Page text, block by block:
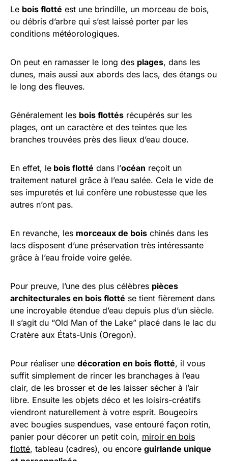
Le bois flotté est une brindille, un morceau de bois,
ou débris d’arbre qui s’est laissé porter par les
conditions météorologiques.
On peut en ramasser le long des plages, dans les
dunes, mais aussi aux abords des lacs, des étangs ou
le long des fleuves.
Généralement les bois flottés récupérés sur les
plages, ont un caractère et des teintes que les
branches trouvées près des lieux d’eau douce.
En effet, le bois flotté dans l’océan reçoit un
traitement naturel grâce à l’eau salée. Cela le vide de
ses impuretés et lui confère une robustesse que les
autres n’ont pas.
En revanche, les morceaux de bois chinés dans les
lacs disposent d’une préservation très intéressante
grâce à l’eau froide voire gelée.
Pour preuve, l’une des plus célèbres pièces
architecturales en bois flotté se tient fièrement dans
une incroyable étendue d’eau depuis plus d’un siècle.
Il s’agit du “Old Man of the Lake” placé dans le lac du
Cratère aux États-Unis (Oregon).
Pour réaliser une décoration en bois flotté, il vous
suffit simplement de rincer les branchages à l’eau
clair, de les brosser et de les laisser sécher à l’air
libre. Ensuite les objets déco et les loisirs-créatifs
viendront naturellement à votre esprit. Bougeoirs
avec bougies suspendues, vase entouré façon rotin,
panier pour décorer un petit coin, miroir en bois
flotté, tableau (cadres), ou encore guirlande unique